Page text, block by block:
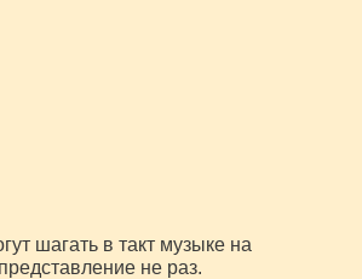
шагать в такт музыке на
не раз.